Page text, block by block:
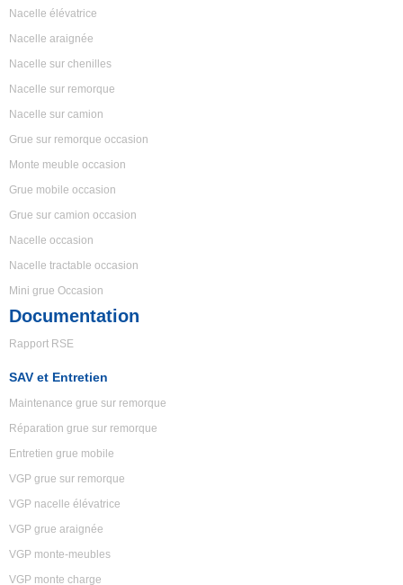
Nacelle élévatrice
Nacelle araignée
Nacelle sur chenilles
Nacelle sur remorque
Nacelle sur camion
Grue sur remorque occasion
Monte meuble occasion
Grue mobile occasion
Grue sur camion occasion
Nacelle occasion
Nacelle tractable occasion
Mini grue Occasion
Documentation
Rapport RSE
SAV et Entretien
Maintenance grue sur remorque
Réparation grue sur remorque
Entretien grue mobile
VGP grue sur remorque
VGP nacelle élévatrice
VGP grue araignée
VGP monte-meubles
VGP monte charge